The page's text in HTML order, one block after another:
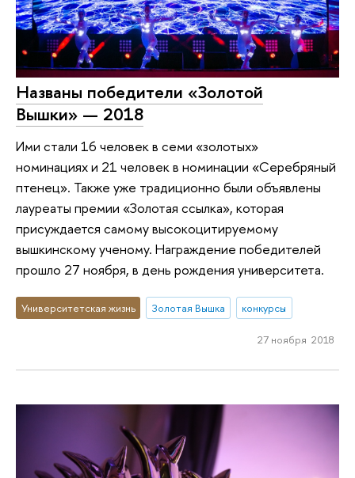
Названы победители «Золотой
Вышки» — 2018
Ими стали 16 человек в семи «золотых»
номинациях и 21 человек в номинации «Серебряный
птенец». Также уже традиционно были объявлены
лауреаты премии «Золотая ссылка», которая
присуждается самому высокоцитируемому
вышкинскому ученому. Награждение победителей
прошло 27 ноября, в день рождения университета.
Университетская жизнь Золотая Вышка конкурсы
27 ноября 2018